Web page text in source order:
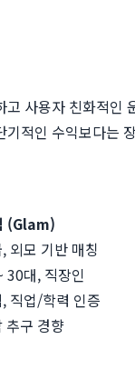
사용자 친화적
적인 수익보다는
(Glam)
외모 기반 매칭
30대, 직장인
직업/학력 인증
추구 경향